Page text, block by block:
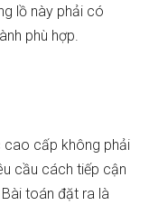
lồ này phải có
phù hợp.
cao cấp không phải
cầu cách tiếp cận
toán đặt ra là